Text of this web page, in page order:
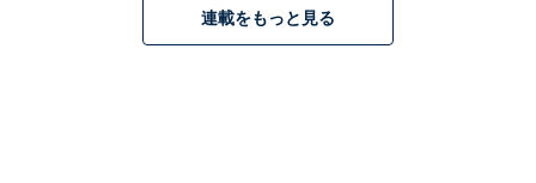
連載をもっと見る